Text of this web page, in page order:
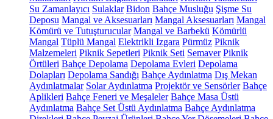
Su Zamanlayıcı Sulaklar Bidon Bahçe Musluğu Şişme Su
Deposu Mangal ve Aksesuarları Mangal Aksesuarları Mangal
Kömürü ve Tutuşturucular Mangal ve Barbekü Kömürlü
Mangal Tüplü Mangal Elektrikli Izgara Pürmüz Piknik
Malzemeleri Piknik Sepetleri Piknik Seti Semaver Piknik
Örtüleri Bahçe Depolama Depolama Evleri Depolama
Dolapları Depolama Sandığı Bahçe Aydınlatma Dış Mekan
Aydınlatmalar Solar Aydınlatma Projektör ve Sensörler Bahçe
Aplikleri Bahçe Feneri ve Meşaleler Bahçe Masa Üstü
Aydınlatma Bahçe Set Üstü Aydınlatma Bahçe Aydınlatma